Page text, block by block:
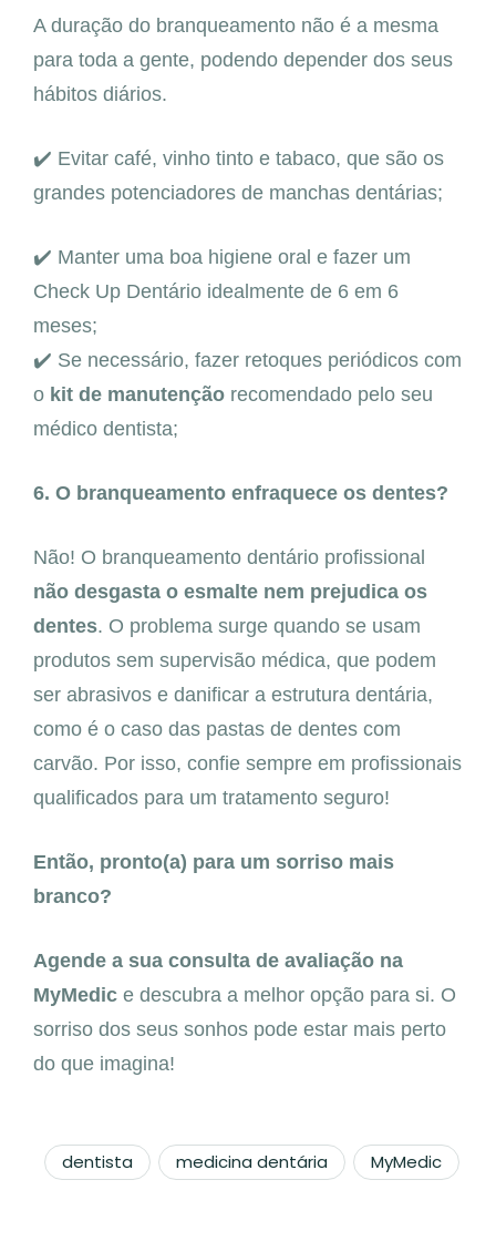
A duração do branqueamento não é a mesma
para toda a gente, podendo depender dos seus
hábitos diários.
✔️ Evitar café, vinho tinto e tabaco, que são os
grandes potenciadores de manchas dentárias;
✔️ Manter uma boa higiene oral e fazer um
Check Up Dentário idealmente de 6 em 6
meses;
✔️ Se necessário, fazer retoques periódicos com
o kit de manutenção recomendado pelo seu
médico dentista;
6. O branqueamento enfraquece os dentes?
Não! O branqueamento dentário profissional
não desgasta o esmalte nem prejudica os
dentes. O problema surge quando se usam
produtos sem supervisão médica, que podem
ser abrasivos e danificar a estrutura dentária,
como é o caso das pastas de dentes com
carvão. Por isso, confie sempre em profissionais
qualificados para um tratamento seguro!
Então, pronto(a) para um sorriso mais
branco?
Agende a sua consulta de avaliação na
MyMedic e descubra a melhor opção para si. O
sorriso dos seus sonhos pode estar mais perto
do que imagina!
dentista medicina dentária MyMedic